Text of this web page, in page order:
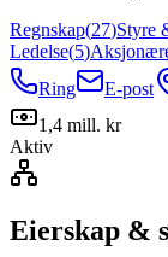
Regnskap(27)Styre
Ledelse(5)
Ring
E-post
1,4 mill. kr
Aktiv
Eierskap &